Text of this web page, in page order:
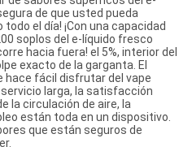
de que usted pueda
el día! ¡Con una capacidad
soplos del e-líquido fresco
hacia fuera! el 5%, interior del
exacto de la garganta. El
hace fácil disfrutar del vape
larga, la satisfacción
la circulación de aire, la
están toda en un dispositivo.
que están seguros de